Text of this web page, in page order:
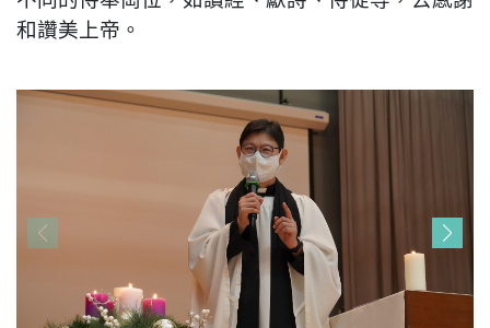
和讚美上帝。